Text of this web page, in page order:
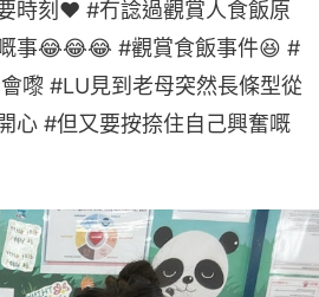
時刻❤️ #冇諗過觀賞人食飯原
事😂😂😂 #觀賞食飯事件😆 #
嚟 #LU見到老母突然長條型從
心 #但又要按捺住自己興奮嘅